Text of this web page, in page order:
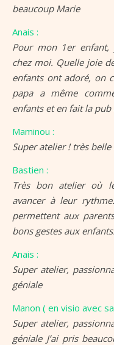
beaucoup Marie
Anais :
Pour mon 1er enfant,
chez moi. Quelle joie
enfants ont adoré, on
papa a même
enfants et en fait la
Maminou :
Super atelier ! très
Bastien :
Très bon atelier où
avancer à leur
permettent aux
bons gestes aux enfants.
Anais :
Super atelier,
géniale
Manon ( en visio avec
Super atelier,
géniale J’ai pris